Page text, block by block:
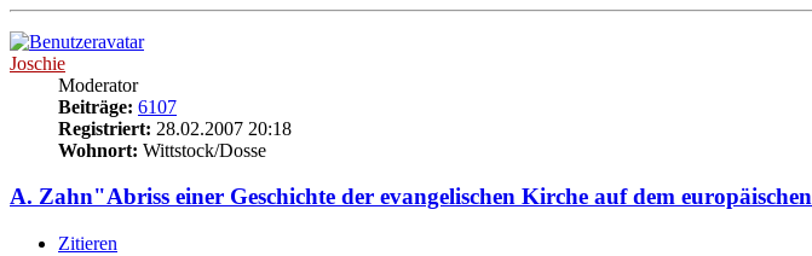
Joschie
Moderator
Beiträge: 6107
Registriert: 28.02.2007 20:18
Wohnort: Wittstock/Dosse
A. Zahn"Abriss einer Geschichte der evangelischen Kirche auf dem
Zitieren